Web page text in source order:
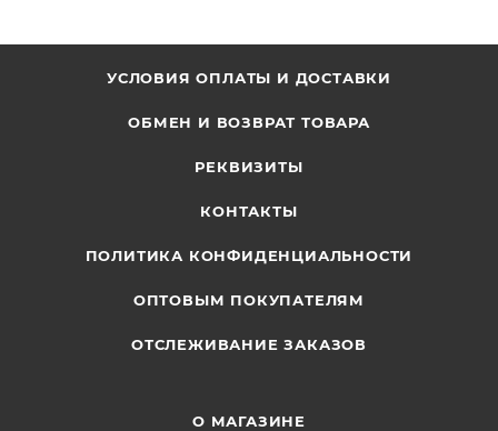
УСЛОВИЯ ОПЛАТЫ И ДОСТАВКИ
ОБМЕН И ВОЗВРАТ ТОВАРА
РЕКВИЗИТЫ
КОНТАКТЫ
ПОЛИТИКА КОНФИДЕНЦИАЛЬНОСТИ
ОПТОВЫМ ПОКУПАТЕЛЯМ
ОТСЛЕЖИВАНИЕ ЗАКАЗОВ
О МАГАЗИНЕ